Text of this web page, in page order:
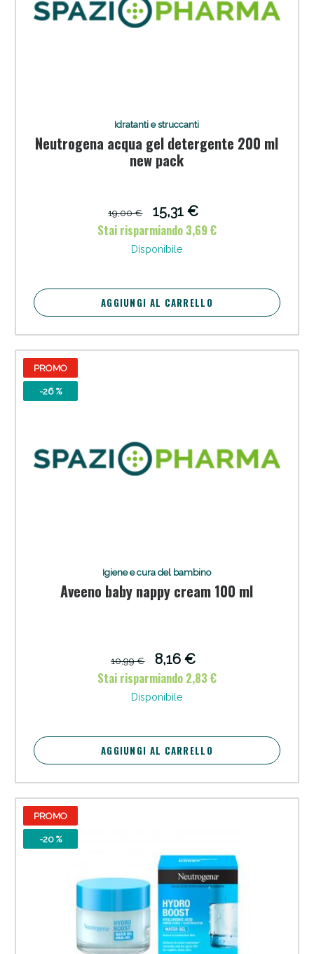
Idratanti e struccanti
Neutrogena acqua gel detergente 200 ml
new pack
19,00 €
15,31 €
Stai risparmiando 3,69 €
Disponibile
AGGIUNGI AL CARRELLO
PROMO
-26 %
Igiene e cura del bambino
Aveeno baby nappy cream 100 ml
10,99 €
8,16 €
Stai risparmiando 2,83 €
Disponibile
AGGIUNGI AL CARRELLO
PROMO
-20 %